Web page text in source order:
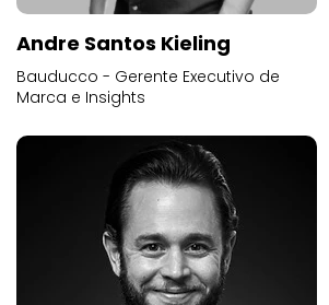
Andre Santos Kieling
Bauducco - Gerente Executivo de
Marca e Insights